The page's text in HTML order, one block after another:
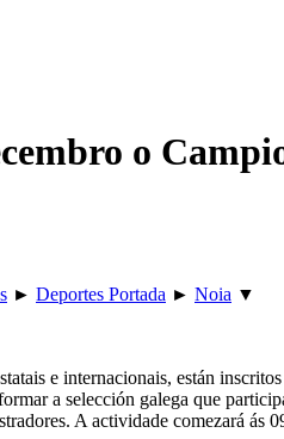
o
► Deportes Portada ► Noia ▼
e internacionais, están
a selección galega que
A actividade comezará ás